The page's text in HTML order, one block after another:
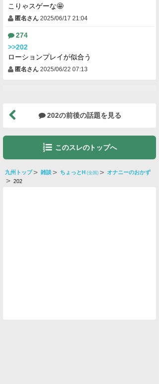
こりゃスゲーな🤩
匿名さん 2025/06/17 21:04
274
>>202
ローションプレイが似合う
匿名さん 2025/06/22 07:13
202の前後の話題を見る
このスレのトップへ
九州トップ 雑談 ちょっとH (全国) オナニーのおかず
202